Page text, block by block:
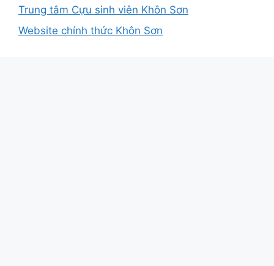
Trung tâm Cựu sinh viên Khôn Sơn
Website chính thức Khôn Sơn